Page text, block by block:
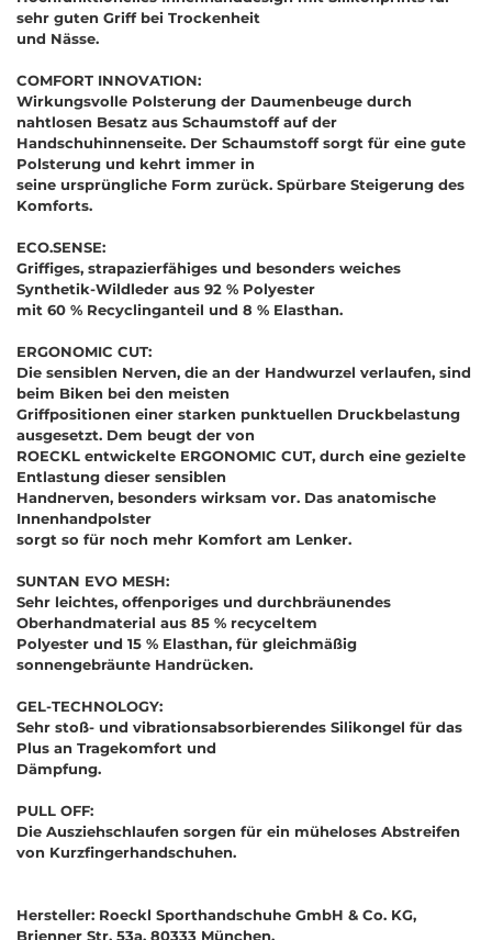
sehr guten Griff bei Trockenheit
und Nässe.
COMFORT INNOVATION:
Wirkungsvolle Polsterung der Daumenbeuge durch
nahtlosen Besatz aus Schaumstoff auf der
Handschuhinnenseite. Der Schaumstoff sorgt für eine gute
Polsterung und kehrt immer in
seine ursprüngliche Form zurück. Spürbare Steigerung des
Komforts.
ECO.SENSE:
Griffiges, strapazierfähiges und besonders weiches
Synthetik-Wildleder aus 92 % Polyester
mit 60 % Recyclinganteil und 8 % Elasthan.
ERGONOMIC CUT:
Die sensiblen Nerven, die an der Handwurzel verlaufen, sind
beim Biken bei den meisten
Griffpositionen einer starken punktuellen Druckbelastung
ausgesetzt. Dem beugt der von
ROECKL entwickelte ERGONOMIC CUT, durch eine gezielte
Entlastung dieser sensiblen
Handnerven, besonders wirksam vor. Das anatomische
Innenhandpolster
sorgt so für noch mehr Komfort am Lenker.
SUNTAN EVO MESH:
Sehr leichtes, offenporiges und durchbräunendes
Oberhandmaterial aus 85 % recyceltem
Polyester und 15 % Elasthan, für gleichmäßig
sonnengebräunte Handrücken.
GEL-TECHNOLOGY:
Sehr stoß- und vibrationsabsorbierendes Silikongel für das
Plus an Tragekomfort und
Dämpfung.
PULL OFF:
Die Ausziehschlaufen sorgen für ein müheloses Abstreifen
von Kurzfingerhandschuhen.
Hersteller: Roeckl Sporthandschuhe GmbH & Co. KG,
Brienner Str. 53a, 80333 München,